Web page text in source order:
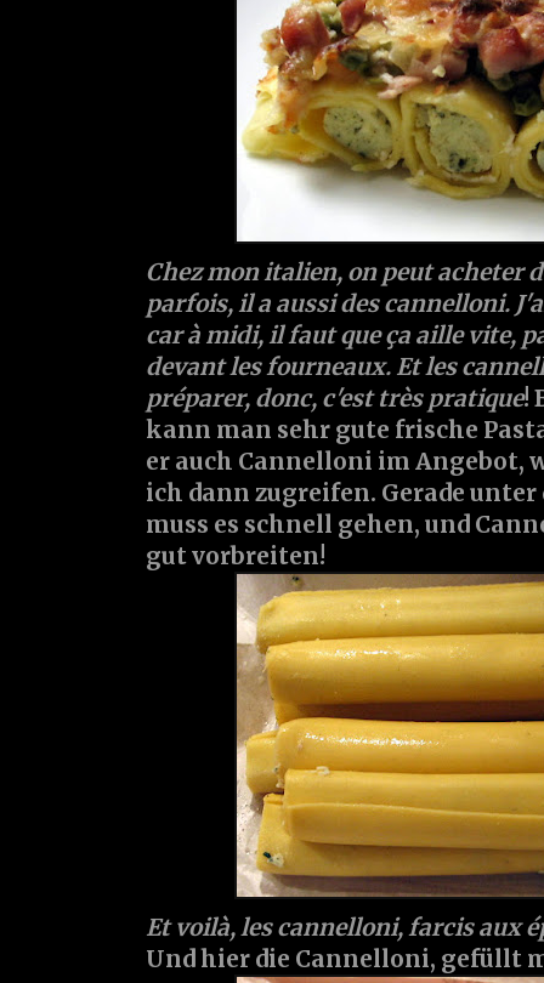
Chez mon italien, on peut acheter
parfois, il a aussi des cannelloni.
car à midi, il faut que ça aille vite,
devant les fourneaux. Et les
préparer, donc, c'est très pratique!
kann man sehr gute frische
er auch Cannelloni im Angebot,
ich dann zugreifen. Gerade
muss es schnell gehen, und
gut vorbreiten!
Et voilà, les cannelloni, farcis aux
Und hier die Cannelloni, gefüllt